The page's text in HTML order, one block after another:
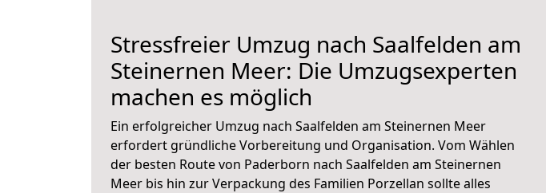
Stressfreier Umzug nach Saalfelden am
Steinernen Meer: Die Umzugsexperten
machen es möglich
Ein erfolgreicher Umzug nach Saalfelden am Steinernen Meer
erfordert gründliche Vorbereitung und Organisation. Vom Wählen
der besten Route von Paderborn nach Saalfelden am Steinernen
Meer bis hin zur Verpackung des Familien Porzellan sollte alles